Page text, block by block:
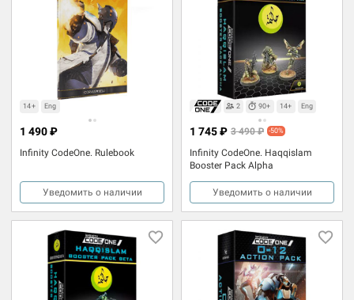
14+ Eng
Infinity CodeOne. Rulebook
1 490 ₽
Уведомить о наличии
2 90+ 14+ Eng
Infinity CodeOne. Haqqislam
Booster Pack Alpha
1 745 ₽ 3 490 ₽ -50%
Уведомить о наличии